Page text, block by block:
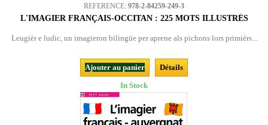
REFERENCE: 978-2-84259-249-3
L'IMAGIER FRANÇAIS-OCCITAN : 225 MOTS ILLUSTRÉS
Leugièr e ludic, un imagieron bilingüe per aprene als pichons lors primièrs...
Ajouter au panier
Détails
In Stock